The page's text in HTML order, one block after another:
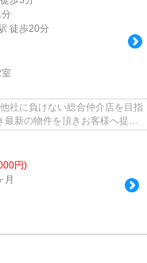
分
徒歩20分
社に負けない総合仲介店を目指
最新の物件を頂きお客様へ提供
円)
月